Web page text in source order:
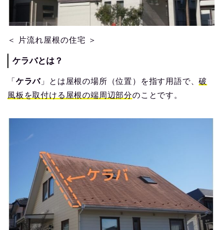
＜ 片流れ屋根の住宅 ＞
ケラバとは？
「 ケラバ 」とは屋根の場所（位置）を指す用語で、破
風板を取付ける屋根の端周辺部分のことです。